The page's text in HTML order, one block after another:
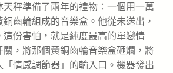
秤準備了兩年的禮物：一個用一萬
齒輪組成的音樂盒。他從未送出，
這份害怕，就是純度最高的單戀情
關，將那個黃銅齒輪音樂盒砸爛，將
「情感調節器」的輸入口。機器發出